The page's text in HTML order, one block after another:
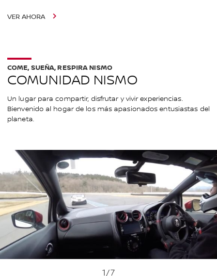
VER AHORA
COMUNIDAD NISMO
COME, SUEÑA, RESPIRA NISMO
Un lugar para compartir, disfrutar y vivir experiencias.
Bienvenido al hogar de los más apasionados entusiastas del
planeta.
1/7